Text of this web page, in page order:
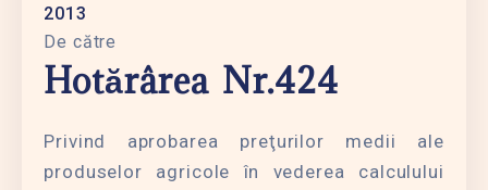
2013
De către
Hotărârea Nr.424
Privind aprobarea preţurilor medii ale
produselor agricole în vederea calculului